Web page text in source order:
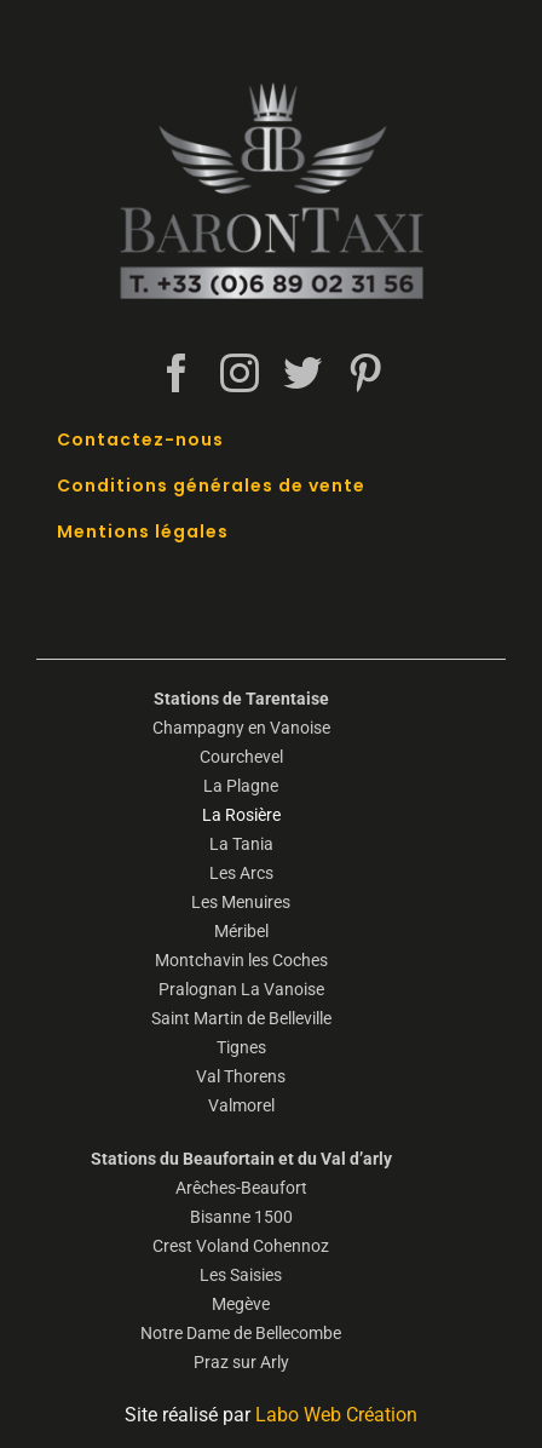
Contactez-nous
Conditions générales de vente
Mentions légales
Stations de Tarentaise
Champagny en Vanoise
Courchevel
La Plagne
La Rosière
La Tania
Les Arcs
Les Menuires
Méribel
Montchavin les Coches
Pralognan La Vanoise
Saint Martin de Belleville
Tignes
Val Thorens
Valmorel
Stations du Beaufortain et du Val d’arly
Arêches-Beaufort
Bisanne 1500
Crest Voland Cohennoz
Les Saisies
Megève
Notre Dame de Bellecombe
Praz sur Arly
Site réalisé par Labo Web Création